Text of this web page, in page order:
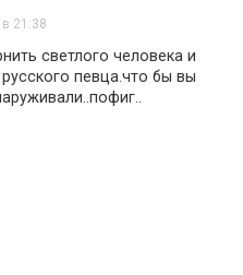
21:38
светлого человека и
певца.что бы вы